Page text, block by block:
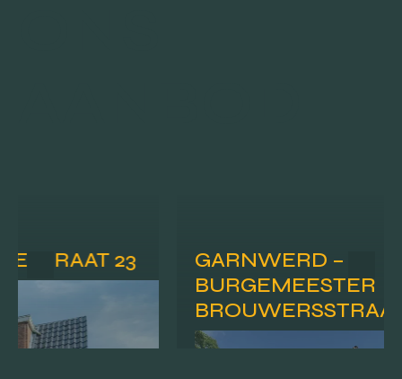
23
GARNWERD –
BURGEMEESTER
BROUWERSSTRAAT